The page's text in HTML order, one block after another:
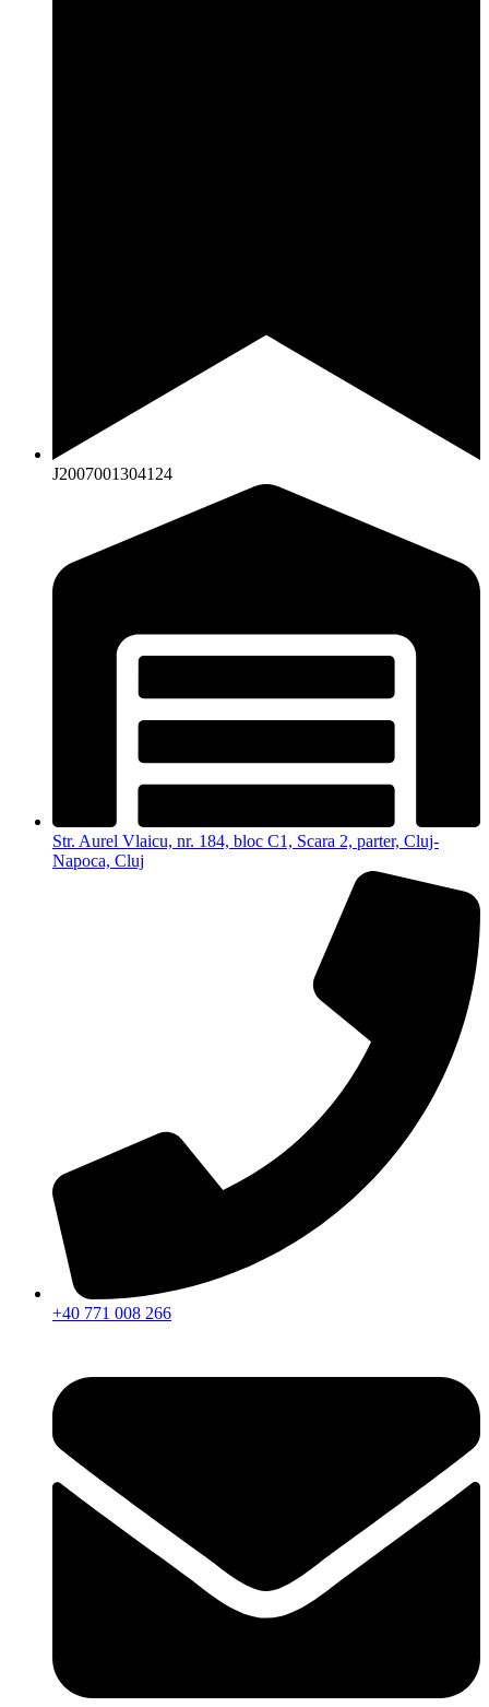
J2007001304124
Str. Aurel Vlaicu, nr. 184, bloc C1, Scara 2, parter, Cluj-
Napoca, Cluj
+40 771 008 266